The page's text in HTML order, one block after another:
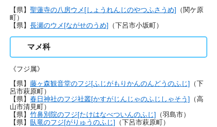
【県】 聖蓮寺の八房ウメ[しょうれんじのやつふさうめ] （関ケ原
町）
【県】 長瀬のウメ[ながせのうめ] （下呂市小坂町）
マメ科
《フジ属》
【県】 藤ヶ森観音堂のフジ[ふじがもりかんのんどうのふじ] （下
呂市萩原町）
【県】 春日神社のフジ社叢[かすがじんじゃのふじしゃそう] （高
山市清見町）
【県】 竹鼻別院のフジ[たけはなべついんのふじ] （羽島市）
【県】 臥竜のフジ[がりゅうのふじ] （下呂市萩原町）